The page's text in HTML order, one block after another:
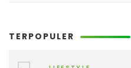
TERPOPULER